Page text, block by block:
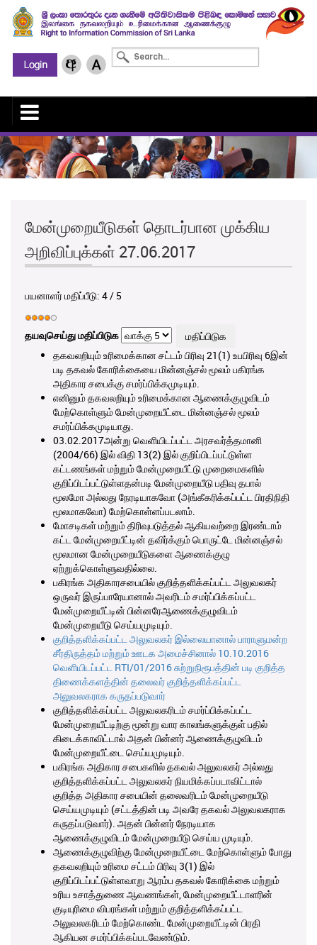
மேன்முறையீடுகள் தொடர்பான முக்கிய
அறிவிப்புக்கள் 27.06.2017
பயனாளர் மதிப்பீடு: 4/ 5
தயவுசெய்து மதிப்பிடுக
தகவலறியும் உரிமைக்கான சட்டம் பிரிவு 21(1) உபபிரிவு 6இன்
படி தகவல் கோரிக்கையை மின்னஞ்சல் மூலம் பகிரங்க
அதிகார சபைக்கு சமர்ப்பிக்கமுடியும்.
எனினும் தகவலறியும் உரிமைக்கான ஆணைக்குழுவிடம்
மேற்கொள்ளும் மேன்முறையீட்டை மின்னஞ்சல் மூலம்
சமர்ப்பிக்கமுடியாது.
03.02.2017அன்று வெளியிடப்பட்ட அரசவர்த்தமானி
(2004/66) இல் விதி 13(2) இல் குறிப்பிடப்பட்டுள்ள
கட்டணங்கள் மற்றும் மேன்முறையீட்டு முறைமைகளில்
குறிப்பிடப்பட்டுள்ளதன்படி மேன்முறையீடு பதிவு தபால்
மூலமோ அல்லது நேரடியாகவோ (அங்கீகரிக்கப்பட்ட பிரதிநிதி
மூலமாகவோ) மேற்கொள்ளப்படலாம்.
மோசடிகள் மற்றும் திரிவுபடுத்தல் ஆகியவற்றை இரண்டாம்
கட்ட மேன்முறையீட்டின் தவிர்க்கும் பொருட்டே மின்னஞ்சல்
மூலமான மேன்முறையீடுகளை ஆணைக்குழு
ஏற்றுக்கொள்ளுவதில்லை.
பகிரங்க அதிகாரசபையில் குறித்தளிக்கப்பட்ட அலுவலகர்
ஒருவர் இருப்பாரேயானால் அவரிடம் சமர்ப்பிக்கப்பட்ட
மேன்முறையீட்டின் பின்னரேஆணைக்குழுவிடம்
மேன்முறையீடு செய்யமுடியும்.
குறித்தளிக்கப்பட்ட அலுவலகர் இல்லையானால் பாராளுமன்ற
சீர்திருத்தம் மற்றும் ஊடக அமைச்சினால் 10.10.2016
வெளியிடப்பட்ட RTI/01/2016 சுற்றுநிரூபத்தின் படி குறித்த
திணைக்களத்தின் தலைவர் குறித்தளிக்கப்பட்ட
அலுவலகராக கருதப்படுவார்
குறித்தளிக்கப்பட்ட அலுவலகரிடம் சமர்ப்பிக்கப்பட்ட
மேன்முறையீட்டிற்கு மூன்று வார காலங்களுக்குள் பதில்
கிடைக்காவிட்டால் அதன் பின்னர் ஆணைக்குழுவிடம்
மேன்முறையீட்டை செய்யமுடியும்.
பகிரங்க அதிகார சபைகளில் தகவல் அலுவலகர் அல்லது
குறித்தளிக்கப்பட்ட அலுவலகர் நியமிக்கப்படாவிட்டால்
குறித்த அதிகார சபையின் தலைவரிடம் மேன்முறையீடு
செய்யமுடியும் (சட்டத்தின் படி அவரே தகவல் அலுவலகராக
கருதப்படுவார்). அதன் பின்னர் நேரடியாக
ஆணைக்குழுவிடம் மேன்முறையீடு செய்ய முடியும்.
ஆணைக்குழுவிற்கு மேன்முறையீட்டை மேற்கொள்ளும் போது
தகவலறியும் உரிமை சட்டம் பிரிவு 3(1) இல்
குறிப்பிடப்பட்டுள்ளவாறு ஆரம்ப தகவல் கோரிக்கை மற்றும்
உரிய உசாத்துணை ஆவணங்கள், மேன்முறையீட்டாளரின்
குடியுரிமை விபரங்கள் மற்றும் குறித்தளிக்கப்பட்ட
அலுவலகரிடம் மேற்கொண்ட மேன்முறையீட்டின் பிரதி
ஆகியன சமர்ப்பிக்கப்படவேண்டும்.